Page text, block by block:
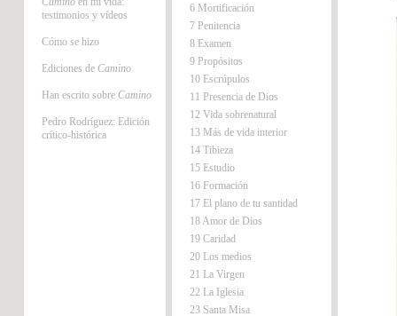
testimonios y vídeos
Cómo se hizo
Ediciones de Camino
Han escrito sobre Camino
Pedro Rodríguez: Edición
crítico-histórica
6 Mortificación
7 Penitencia
8 Examen
9 Propósitos
10 Escrúpulos
11 Presencia de Dios
12 Vida sobrenatural
13 Más de vida interior
14 Tibieza
15 Estudio
16 Formación
17 El plano de tu santidad
18 Amor de Dios
19 Caridad
20 Los medios
21 La Virgen
22 La Iglesia
23 Santa Misa